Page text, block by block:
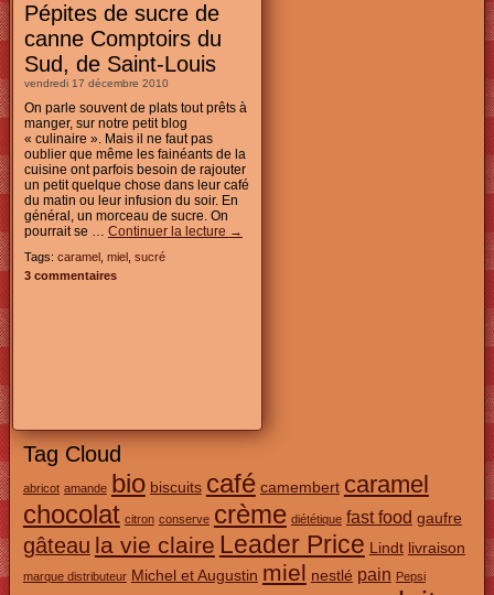
Pépites de sucre de
canne Comptoirs du
Sud, de Saint-Louis
vendredi 17 décembre 2010
On parle souvent de plats tout prêts à
manger, sur notre petit blog
« culinaire ». Mais il ne faut pas
oublier que même les fainéants de la
cuisine ont parfois besoin de rajouter
un petit quelque chose dans leur café
du matin ou leur infusion du soir. En
général, un morceau de sucre. On
pourrait se … Continuer la lecture →
Tags: caramel, miel, sucré
3 commentaires
Tag Cloud
abricot amande bio biscuits café camembert caramel
chocolat citron conserve crème diététique fast food gaufre
gâteau la vie claire Leader Price Lindt livraison
marque distributeur Michel et Augustin miel nestlé pain Pepsi